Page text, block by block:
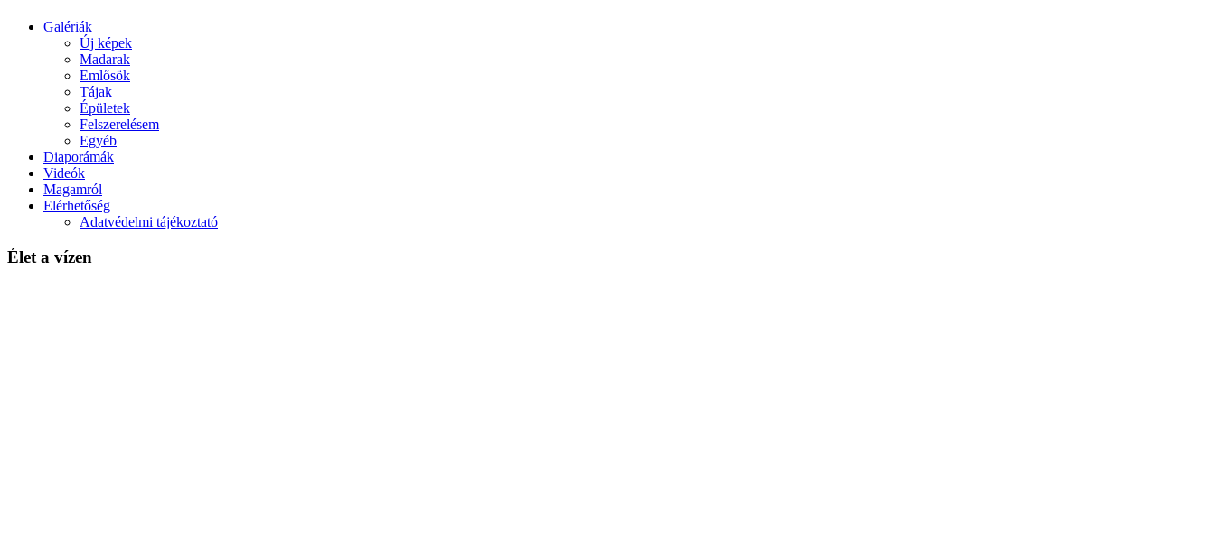
Galériák
Új képek
Madarak
Emlősök
Tájak
Épületek
Felszerelésem
Egyéb
Diaporámák
Videók
Magamról
Elérhetőség
Adatvédelmi tájékoztató
Élet a vízen